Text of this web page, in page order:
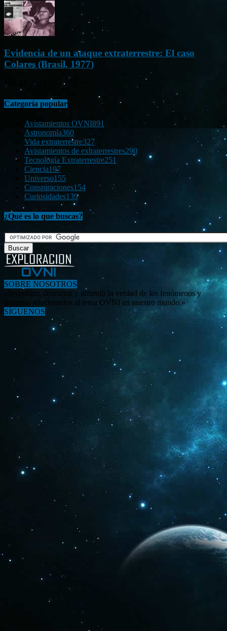
Evidencia de un ataque extraterrestre: El caso
Colares (Brasil, 1977)
Ene 21, 2012
Categoría popular
Avistamientos OVNI891
Astronomía360
Vida extraterrestre327
Avistamientos de extraterrestres290
Tecnología Extraterrestre251
Ciencia197
Universo155
Conspiraciones154
Curiosidades139
¿Qué es lo que buscas?
SOBRE NOSOTROS
«Investigar, descubrir y difundir la verdad de los fenómenos y
enigmas relacionados al tema OVNI en nuestro mundo.»
SÍGUENOS